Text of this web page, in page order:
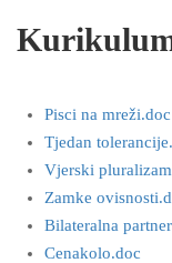
Pisci na mreži.doc
Tjedan
Vjerski
Zamke
Bilateralna
Cenakolo.doc